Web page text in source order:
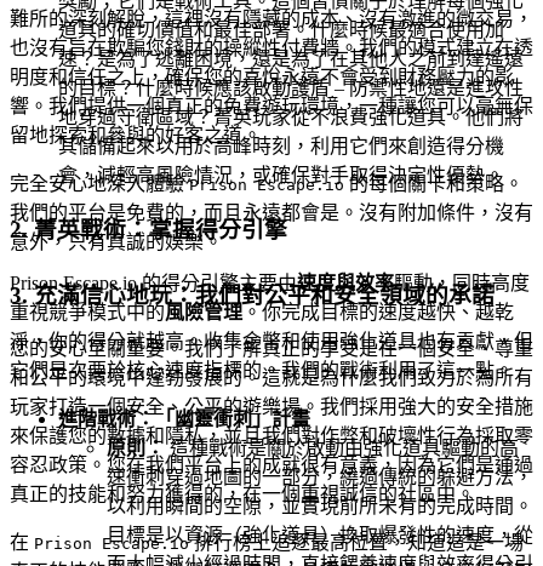
道具的確切價值和最佳部署。什麼時候最適合使用加
速？是為了逃離困境，還是為了在其他人之前到達遙遠
的目標？什麼時候應該啟動護盾 – 防禦性地還是進攻性
地穿過守衛區域？菁英玩家從不浪費強化道具。他們將
其儲備起來以用於高峰時刻，利用它們來創造得分機
會，減輕高風險情況，或確保對手取得決定性優勢。
2. 菁英戰術：掌握得分引擎
Prison Escape.io 的得分引擎主要由速度與效率驅動，同時高度
重視競爭模式中的風險管理。你完成目標的速度越快、越乾
淨，你的得分就越高。收集金幣和使用強化道具也有貢獻，但
它們是次要於核心速度指標的。我們的戰術利用了這一點。
進階戰術：「幽靈衝刺」計畫
原則：這種戰術是關於啟動由強化道具驅動的高
速衝刺穿過地圖的一部分，繞過傳統的躲避方法，
以利用瞬間的空隙，並實現前所未有的完成時間。
目標是以資源（強化道具）換取爆發性的速度，從
難所的深刻解脫，這裡沒有隱藏的成本、沒有激進的微交易，
也沒有旨在欺騙您錢財的操縱性付費牆。我們的模式建立在透
明度和信任之上，確保您的喜悅永遠不會受到財務壓力的影
響。我們提供一個真正的免費遊玩環境，一種讓您可以毫無保
留地探索和參與的好客之道。
完全安心地深入體驗Prison Escape.io的每個關卡和策略。
我們的平台是免費的，而且永遠都會是。沒有附加條件，沒有
意外，只有真誠的娛樂。
3. 充滿信心地玩：我們對公平和安全領域的承諾
您的安心至關重要。我們了解真正的享受是在一個安全、尊重
和公平的環境中蓬勃發展的。這就是為什麼我們致力於為所有
玩家打造一個安全、公平的遊樂場。我們採用強大的安全措施
來保護您的數據和隱私，並且我們對作弊和破壞性行為採取零
容忍政策。您在我們平台上的成就很有意義，因為它們是通過
真正的技能和努力獲得的，在一個重視誠信的社區中。
在 Prison Escape.io排行榜上追逐最高位置，知道這是一場